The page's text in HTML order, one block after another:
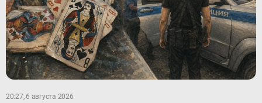
20:27, 6 августа 2026